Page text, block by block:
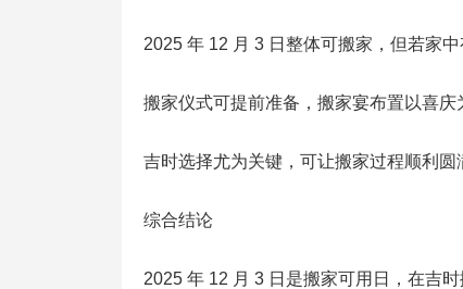
2025 年 12 月 3 日整体可搬家，但若家
搬家仪式可提前准备，搬家宴布置以喜庆
吉时选择尤为关键，可让搬家过程顺利圆
综合结论
2025 年 12 月 3 日是搬家可用日，在吉